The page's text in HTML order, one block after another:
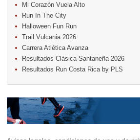
18. Warriors Run Circuit
25. KRun by Under Armour
25. Run Alajuela
31. Halloween Fun Run
Noviembre
08. Lindora Run
15. Entre Pan y Rosas
Diciembre
06. Trail Vulcania 2026
12. Media Maratón Puntarenas 2026
Carreras anteriores
Mi Corazón Vuela Alto
Run In The City
Halloween Fun Run
Trail Vulcania 2026
Carrera Atlética Avanza
Resultados Clásica Santaneña 2026
Resultados Run Costa Rica by PLS